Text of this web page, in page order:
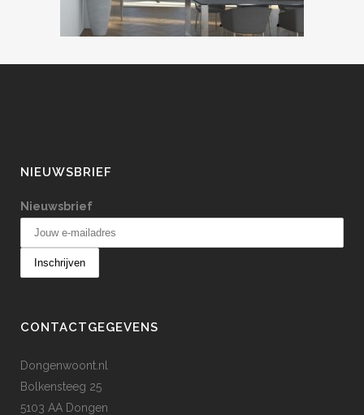
NIEUWSBRIEF
Nieuwsbrief
CONTACTGEGEVENS
Dongenwoont.nl
Bolkensteeg 25
5103 AA Dongen